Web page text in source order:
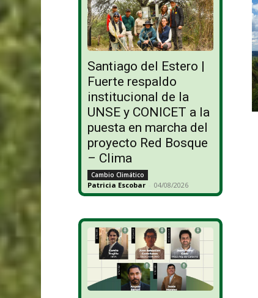
Santiago del Estero |
Fuerte respaldo
institucional de la
UNSE y CONICET a la
puesta en marcha del
proyecto Red Bosque
– Clima
Cambio Climático
Patricia Escobar - 04/08/2026